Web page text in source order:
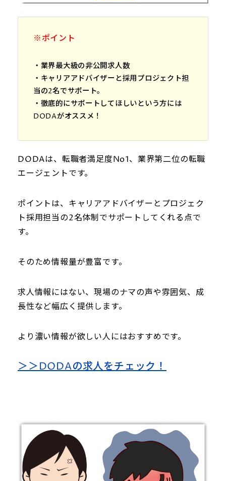
※ポイント
・業界最大級の非公開求人数
・キャリアアドバイザーと採用プロジェクト担
当の2名でサポート。
・徹底的にサポートしてほしいという方には
DODAがオススメ！
DODAは、転職者満足度No1、業界第二位の転職
エージェントです。
ポイントは、キャリアアドバイザーとプロジェク
ト採用担当の2名体制でサポートしてくれる点で
す。
そのため情報量が豊富です。
求人情報にはない、現場のナマの声や雰囲気、成
長性など幅広く提供します。
より濃い情報が欲しい人にはおすすめです。
＞＞DODAの求人をチェック！